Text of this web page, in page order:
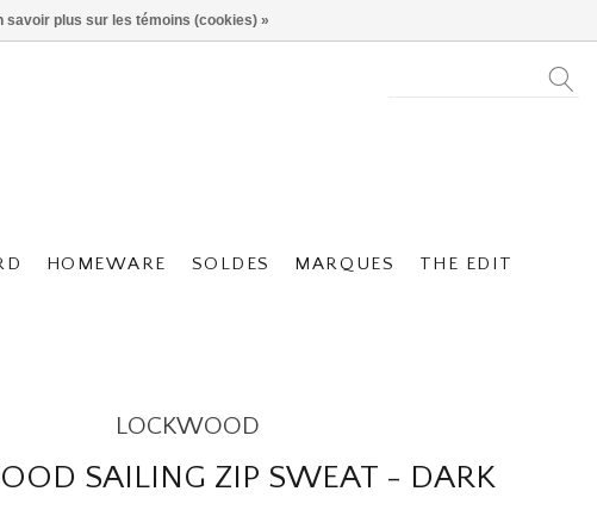
HOMEWARE SOLDES MARQUES THE EDIT
LOCKWOOD
SAILING ZIP SWEAT - DARK
savoir plus sur les témoins (cookies) »